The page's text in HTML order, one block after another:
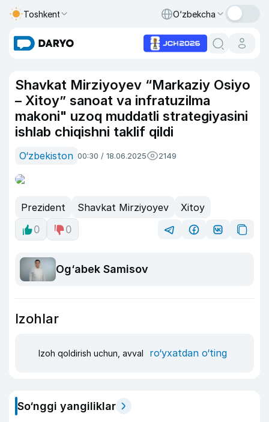
Toshkent O‘zbekcha
Shavkat Mirziyoyev “Markaziy Osiyo
– Xitoy” sanoat va infratuzilma
makoni" uzoq muddatli strategiyasini
ishlab chiqishni taklif qildi
O‘zbekiston 00:30 / 18.06.2025 2149
Prezident Shavkat Mirziyoyev
Xitoy
0
0
Og‘abek Samisov
Izohlar
Izoh qoldirish uchun, avval ro‘yxatdan o‘ting
So‘nggi yangiliklar